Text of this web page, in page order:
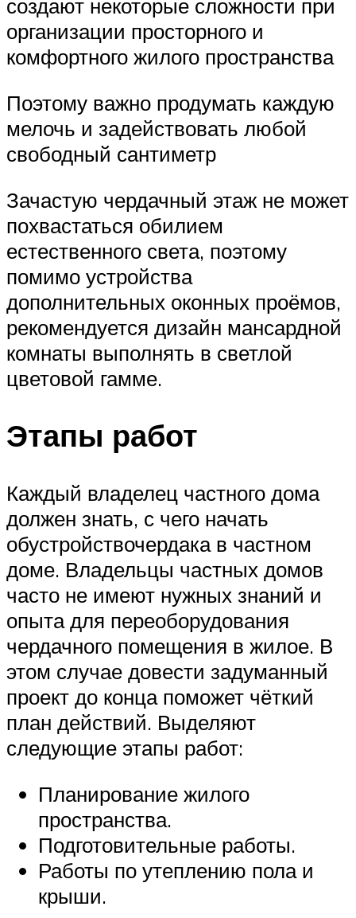
создают некоторые сложности при
организации просторного и
комфортного жилого пространства
Поэтому важно продумать каждую
мелочь и задействовать любой
свободный сантиметр
Зачастую чердачный этаж не может
похвастаться обилием
естественного света, поэтому
помимо устройства
дополнительных оконных проёмов,
рекомендуется дизайн мансардной
комнаты выполнять в светлой
цветовой гамме.
Этапы работ
Каждый владелец частного дома
должен знать, с чего начать
обустройствочердака в частном
доме. Владельцы частных домов
часто не имеют нужных знаний и
опыта для переоборудования
чердачного помещения в жилое. В
этом случае довести задуманный
проект до конца поможет чёткий
план действий. Выделяют
следующие этапы работ:
Планирование жилого
пространства.
Подготовительные работы.
Работы по утеплению пола и
крыши.